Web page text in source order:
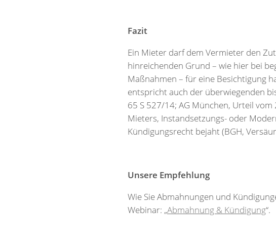
Fazit
Ein Mieter darf dem Vermieter den
hinreichenden Grund – wie hier bei
Maßnahmen – für eine Besichtigung
entspricht auch der überwiegenden
65 S 527/14; AG München, Urteil
Mieters, Instandsetzungs- oder
Kündigungsrecht bejaht (BGH,
Unsere Empfehlung
Wie Sie Abmahnungen und
Webinar: „Abmahnung & Kündigung“.